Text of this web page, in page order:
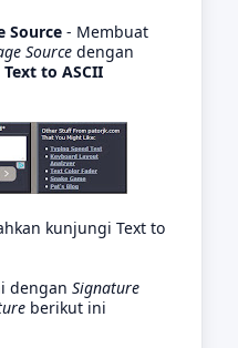
Source - Membuat
Source dengan
Text to ASCII
kunjungi Text to
dengan Signature
berikut ini